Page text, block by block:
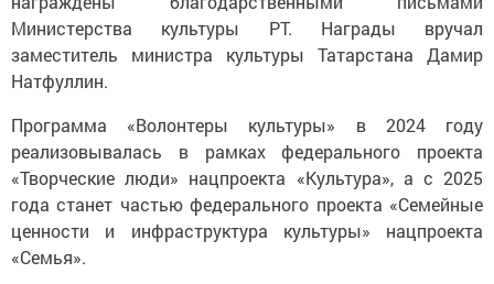
Министерства культуры РТ. Награды вручал
заместитель министра культуры Татарстана Дамир
Натфуллин.
Программа «Волонтеры культуры» в 2024 году
реализовывалась в рамках федерального проекта
«Творческие люди» нацпроекта «Культура», а с 2025
года станет частью федерального проекта «Семейные
ценности и инфраструктура культуры» нацпроекта
«Семья».